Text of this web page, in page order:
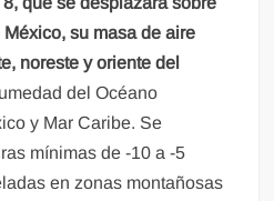
su masa de aire
noreste y oriente del
del Océano
y Mar Caribe. Se
mínimas de -10 a -5
en zonas montañosas